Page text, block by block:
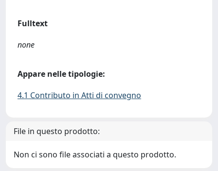
Fulltext
none
Appare nelle tipologie:
4.1 Contributo in Atti di convegno
File in questo prodotto:
Non ci sono file associati a questo prodotto.